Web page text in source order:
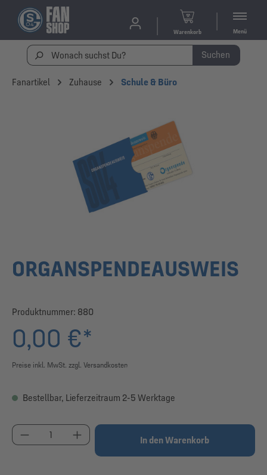
Warenkorb Menü
Suchen
Fanartikel Zuhause Schule & Büro
ORGANSPENDEAUSWEIS
Produktnummer: 880
0,00 €*
Preise inkl. MwSt. zzgl. Versandkosten
Bestellbar, Lieferzeitraum 2-5 Werktage
Produkt Anzahl: Gib den gewünschten Wert ein
In den Warenkorb